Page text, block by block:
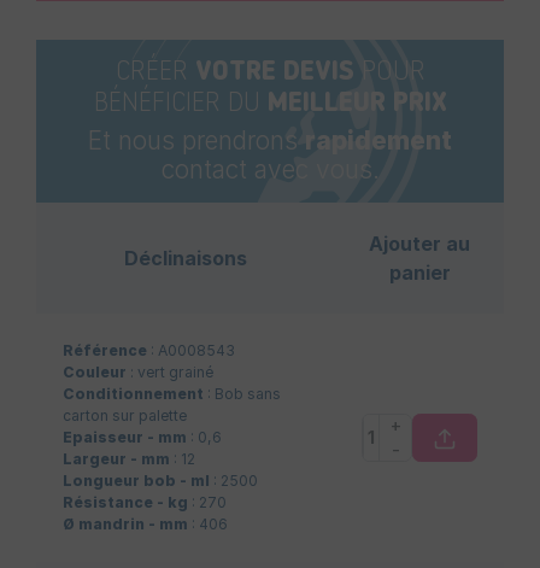
CRÉER VOTRE DEVIS POUR
BÉNÉFICIER DU MEILLEUR PRIX
Et nous prendrons rapidement
contact avec vous.
Déclinaisons
Ajouter au
panier
Référence : A0008543
Couleur : vert grainé
Conditionnement : Bob sans
carton sur palette
Epaisseur - mm : 0,6
Largeur - mm : 12
Longueur bob - ml : 2500
Résistance - kg : 270
Ø mandrin - mm : 406
+
-